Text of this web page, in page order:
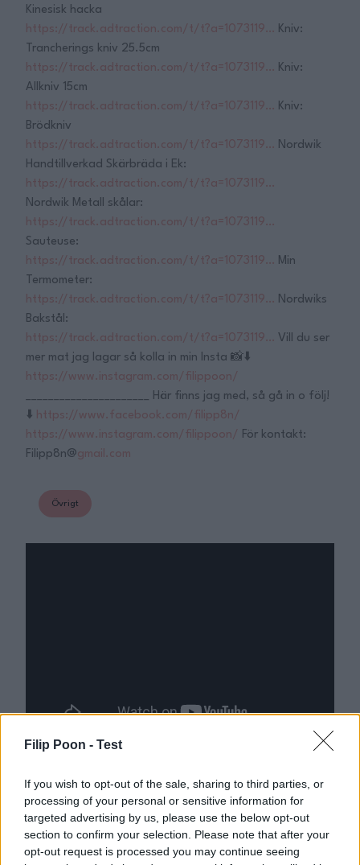
Filip Poon - Test
If you wish to opt-out of the sale, sharing to third parties, or
processing of your personal or sensitive information for
targeted advertising by us, please use the below opt-out
section to confirm your selection. Please note that after your
opt-out request is processed you may continue seeing
Kinesisk hacka
https://track.adtraction.com/t/t?a=1073119… Kniv:
Trancherings kniv 25.5cm
https://track.adtraction.com/t/t?a=1073119… Kniv:
Allkniv 15cm
https://track.adtraction.com/t/t?a=1073119… Kniv:
Brödkniv
https://track.adtraction.com/t/t?a=1073119… Nordwik
Handtillverkad Skärbräda i Ek:
https://track.adtraction.com/t/t?a=1073119…
Nordwik Metall skålar:
https://track.adtraction.com/t/t?a=1073119…
Sauteuse:
https://track.adtraction.com/t/t?a=1073119… Min
Termometer:
https://track.adtraction.com/t/t?a=1073119… Nordwiks
Bakstål:
https://track.adtraction.com/t/t?a=1073119… Vill du ser
mer mat jag lagar så kolla in min Insta 📸⬇️
https://www.instagram.com/filippoon/
______________________ Här finns jag med, så gå in o följ!
⬇️ https://www.facebook.com/filipp8n/
https://www.instagram.com/filippoon/ För kontakt:
Filipp8n@gmail.com
Övrigt